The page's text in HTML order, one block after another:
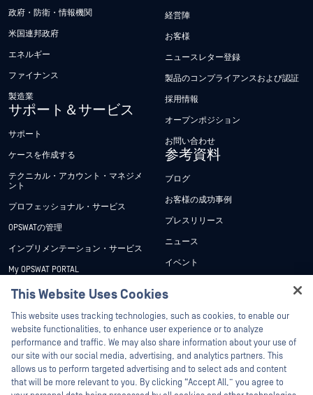
政府・防衛・情報機関
米国連邦政府
エネルギー
ファイナンス
製造業
サポート＆サービス
サポート
ケースを作成する
テクニカル・アカウント・マネジメ
ント
プロフェッショナル・サービス
OPSWATの管理
インプリメンテーション・サービス
My OPSWAT PORTAL
技術文書
トレーニング
脆弱性対策プログラム
パートナー
認証
テクノロジー・パートナー
経営陣
お客様
ニュースレター登録
製品のコンプライアンスおよび認証
採用情報
オープンポジション
お問い合わせ
参考資料
ブログ
お客様の成功事例
プレスリリース
ニュース
イベント
ホワイトペーパー
無料ツール
This Website Uses Cookies
This website uses tracking technologies, such as cookies, to enable our
website functionalities, to enhance user experience or to analyze
performance and traffic. We may also share information about your use of
our site with our social media, advertising, and analytics partners. This
allows us to perform targeted advertising and to select ads and content
that will be more relevant to you. By clicking “Accept All,” you agree to
Hey there!
I'm Ozzy, your OPSWAT virtual assistant.
How can I help you secure what's critical
today?